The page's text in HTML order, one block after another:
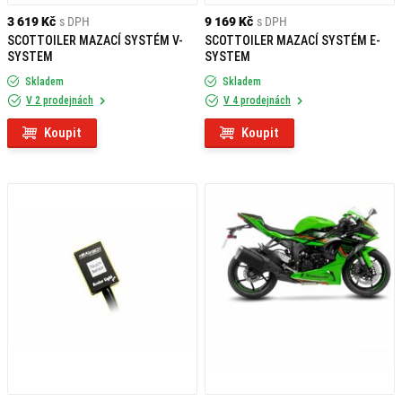
3 619 Kč s DPH
SCOTTOILER MAZACÍ SYSTÉM V-
SYSTEM
Skladem
V 2 prodejnách
Koupit
9 169 Kč s DPH
SCOTTOILER MAZACÍ SYSTÉM E-
SYSTEM
Skladem
V 4 prodejnách
Koupit